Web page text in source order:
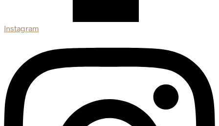
Instagram